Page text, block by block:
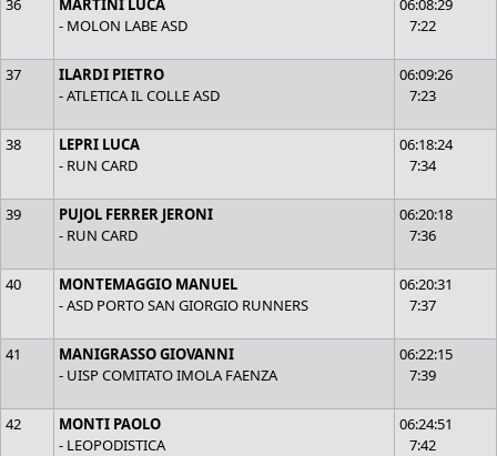
36
MARTINI LUCA
- MOLON LABE ASD
06:08:29
7:22
37
ILARDI PIETRO
- ATLETICA IL COLLE ASD
06:09:26
7:23
38
LEPRI LUCA
- RUN CARD
06:18:24
7:34
39
PUJOL FERRER JERONI
- RUN CARD
06:20:18
7:36
40
MONTEMAGGIO MANUEL
- ASD PORTO SAN GIORGIO RUNNERS
06:20:31
7:37
41
MANIGRASSO GIOVANNI
- UISP COMITATO IMOLA FAENZA
06:22:15
7:39
42
MONTI PAOLO
- LEOPODISTICA
06:24:51
7:42